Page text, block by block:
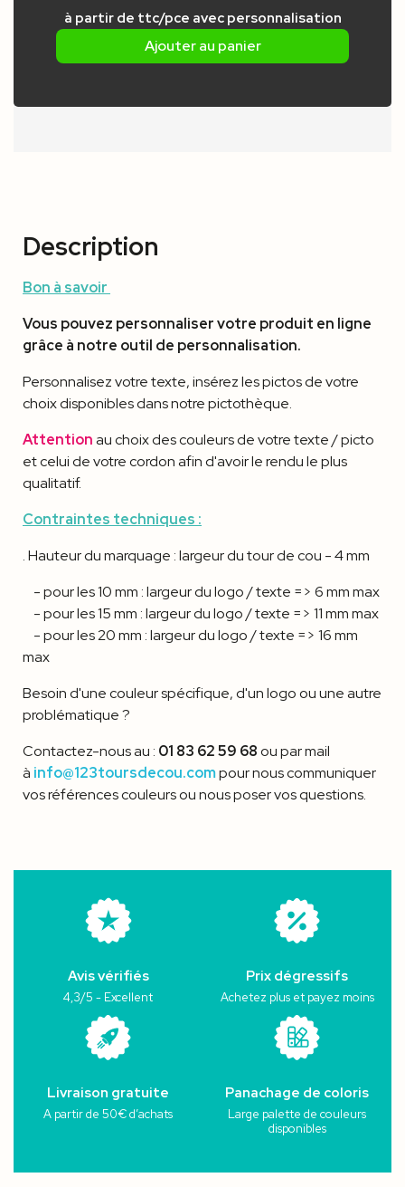
à partir de ttc/pce avec personnalisation
Ajouter au panier
Description
Bon à savoir
Vous pouvez personnaliser votre produit en ligne
grâce à notre outil de personnalisation.
Personnalisez votre texte, insérez les pictos de votre
choix disponibles dans notre pictothèque.
Attentionau choix des couleurs de votre texte / picto
et celui de votre cordon afin d'avoir le rendu le plus
qualitatif.
Contraintes techniques :
. Hauteur du marquage : largeur du tour de cou - 4 mm
- pour les 10 mm : largeur du logo / texte => 6 mm max
- pour les 15 mm : largeur du logo / texte => 11 mm max
- pour les 20 mm : largeur du logo / texte => 16 mm
max
Besoin d'une couleur spécifique, d'un logo ou une autre
problématique ?
Contactez-nous au : 01 83 62 59 68ou par mail
à info@123toursdecou.compour nous communiquer
vos références couleurs ou nous poser vos questions.
Avis vérifiés
4,3/5 - Excellent
Prix dégressifs
Achetez plus et payez moins
Livraison gratuite
A partir de 50€ d’achats
Panachage de coloris
Large palette de couleurs
disponibles